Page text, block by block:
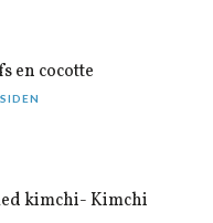
en cocotte
kimchi- Kimchi